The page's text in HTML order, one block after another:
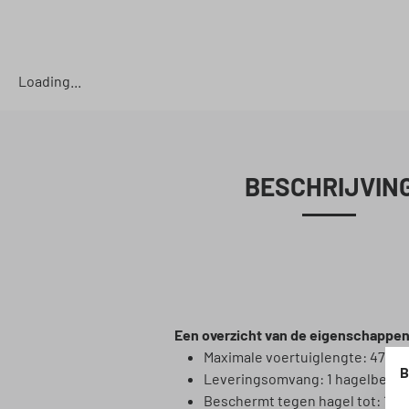
Loading...
Een overzicht van de
Maximale voertuiglengte: 474 cm
Leveringsomvang: 1
Beschermt tegen hagel tot: